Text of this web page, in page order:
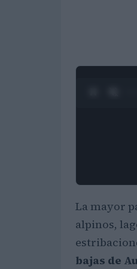
La mayor
alpinos,
bajas de